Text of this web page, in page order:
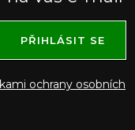
ochrany osobních
PŘIHLÁSIT SE